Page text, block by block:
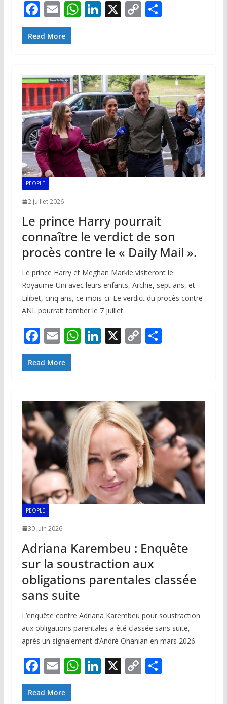
F
ac
e
o
o
k
E
m
ai
W
h
A
p
p
Li
n
dI
n
X C
o
Li
n
k
P
er
Read More
PEOPLE
2 juillet 2026
Le prince Harry pourrait
connaître le verdict de son
procès contre le « Daily Mail ».
Le prince Harry et Meghan Markle visiteront le
Royaume-Uni avec leurs enfants, Archie, sept ans, et
Lilibet, cinq ans, ce mois-ci. Le verdict du procès contre
ANL pourrait tomber le 7 juillet.
F
ac
e
o
o
k
E
m
ai
W
A
p
p
Li
dI
n
X C
Li
n
k
P
er
Read More
PEOPLE
30 juin 2026
Adriana Karembeu : Enquête
sur la soustraction aux
obligations parentales classée
sans suite
L’enquête contre Adriana Karembeu pour soustraction
aux obligations parentales a été classée sans suite,
après un signalement d’André Ohanian en mars 2026.
F
ac
e
E
m
ai
W Li X C P
Read More